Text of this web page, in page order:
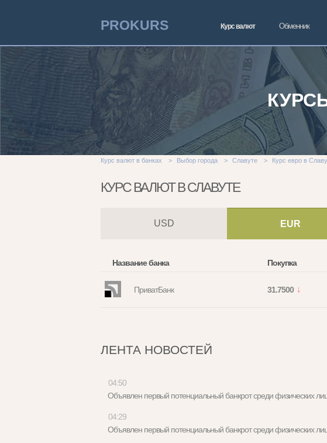
PROKURS Курс валют Обменник
Курс валют в банках > Выбор города > Славуте > Курс евро в
КУРС ВАЛЮТ В СЛАВУТЕ
USD EUR
Название банка Покупка
ПриватБанк 31.7500
ЛЕНТА НОВОСТЕЙ
04:50
Объявлен первый потенциальный банкрот среди физических
04:29
Объявлен первый потенциальный банкрот среди физических